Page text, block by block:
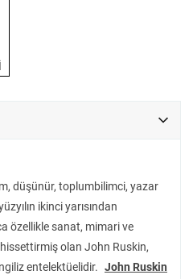
Estetik, eleştirel ve ilham verici;
etkisi ol(a)masa da,
On Dokuzuncu Yüzyılın Fırtına
düşünür, toplumbilimci, yazar
ikinci yarısından
özellikle sanat, mimari ve
olan John Ruskin,
entelektüelidir. John Ruskin